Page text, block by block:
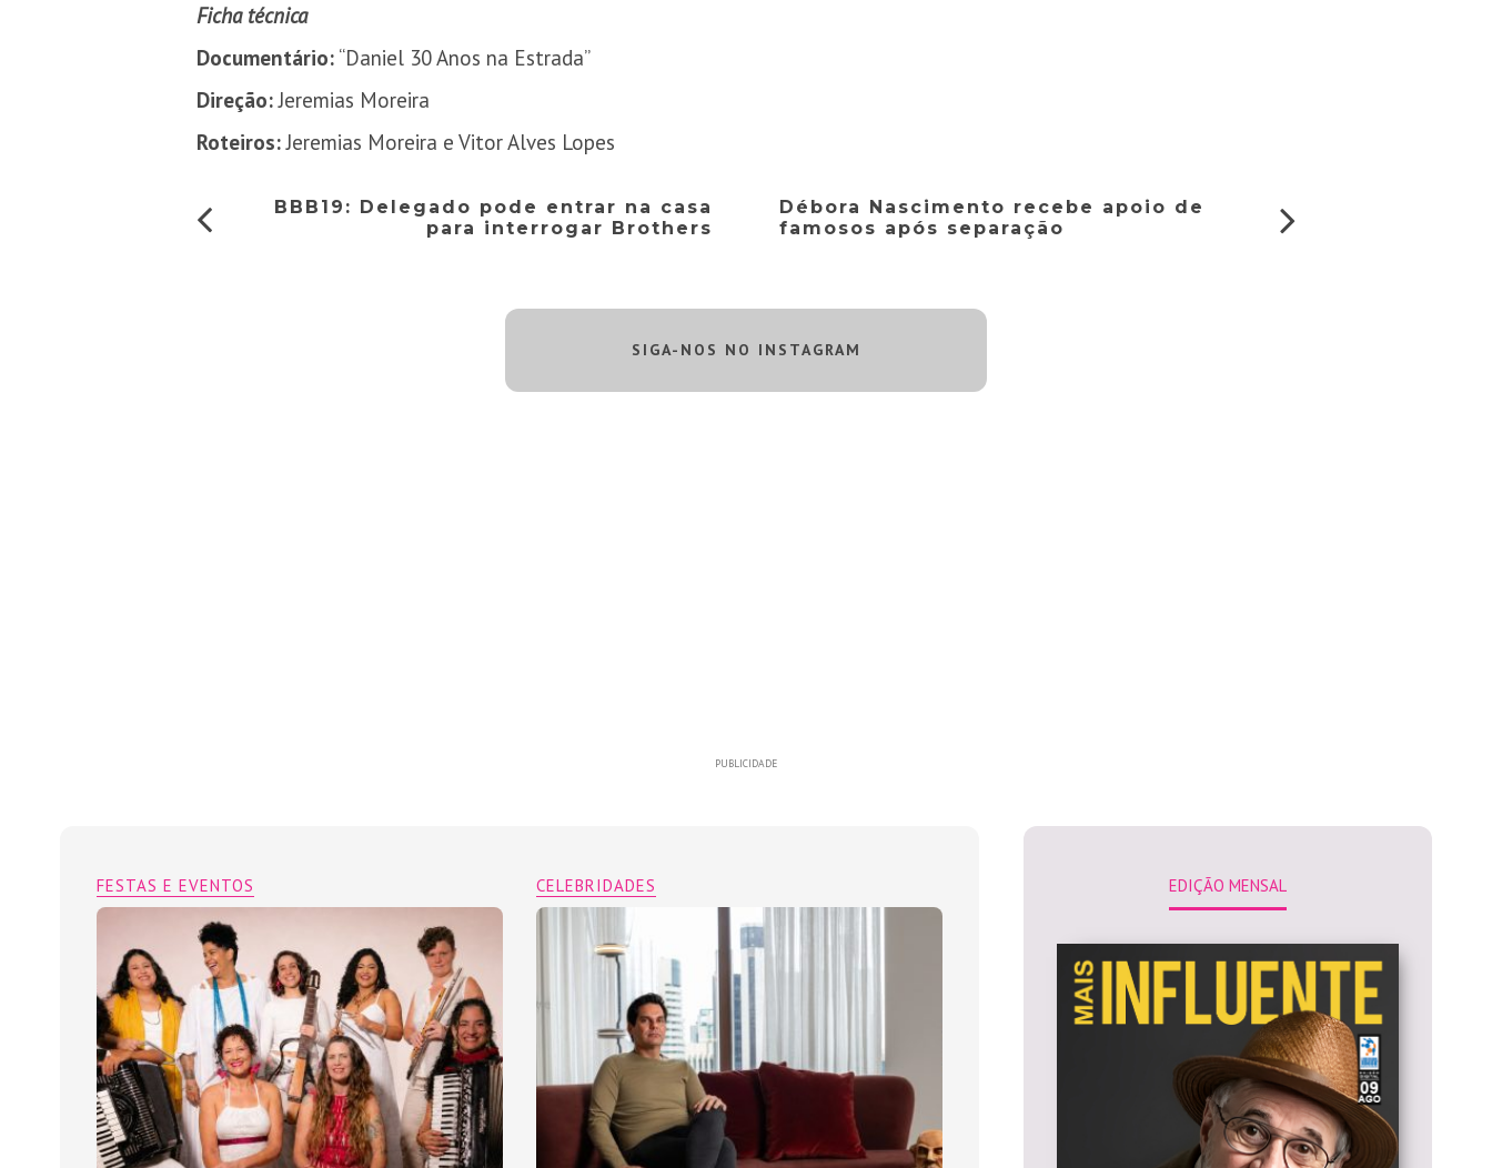
Ficha técnica
Documentário: “Daniel 30 Anos na Estrada”
Direção:Jeremias Moreira
Roteiros:Jeremias Moreira e Vitor Alves Lopes
BBB19: Delegado pode entrar na casa
para interrogar Brothers
Débora Nascimento recebe apoio de
famosos após separação
SIGA-NOS NO INSTAGRAM
PUBLICIDADE
CELEBRIDADES
FESTAS E EVENTOS EDIÇÃO MENSAL